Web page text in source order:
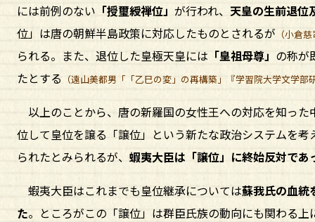
には前例のない 「授璽綬禅位」 が行われ、 天皇の生前退位
位」は唐の朝鮮半島政策に対応したものとされるが （小倉
られる。また、退位した皇極天皇には 「皇祖母尊」 の称が
たとする （遠山美都男「「乙巳の変」の再構築」『学習院大学文学
以上のことから、唐の新羅国の女性王への対応を知っ
位して皇位を譲る「譲位」という新たな政治システムを
られたとみられるが、 蝦夷大臣は「譲位」に終始反対であ
蝦夷大臣はこれまでも皇位継承については蘇我氏の血統
た。ところがこの「譲位」は群臣氏族の動向にも関わる